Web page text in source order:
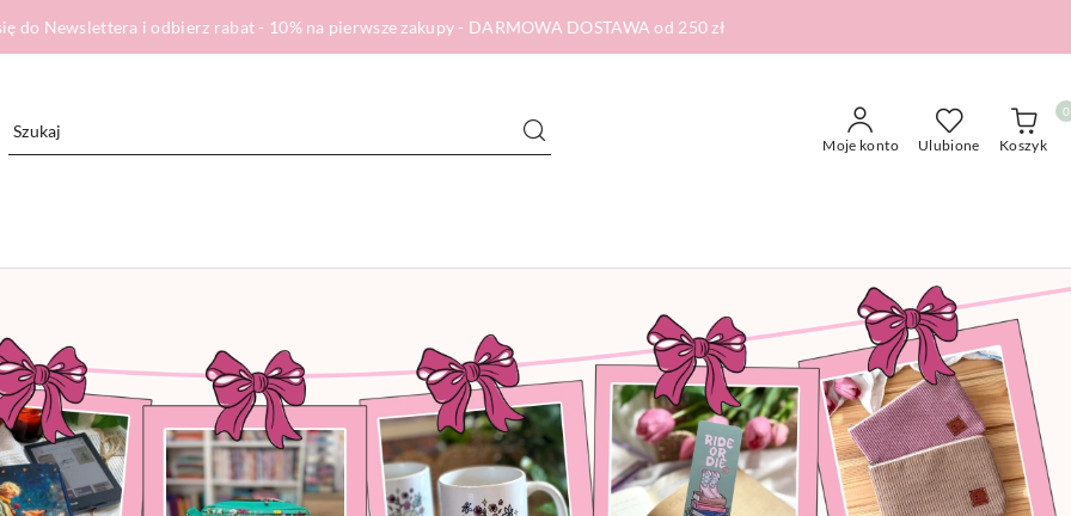
do Newslettera i odbierz rabat - 10% na pierwsze zakupy - DARMOWA DOSTAWA od 250 zł
Moje konto Ulubione Koszyk
0